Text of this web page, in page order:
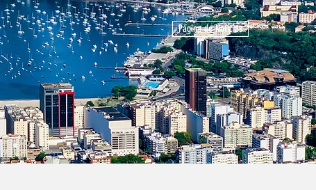
Página de Notícias